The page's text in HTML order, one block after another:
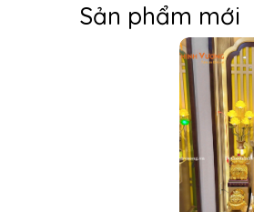
Sản phẩm mới